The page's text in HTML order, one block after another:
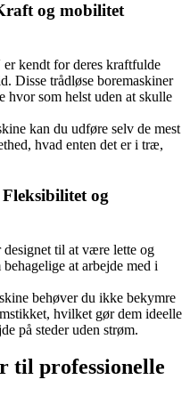
og mobilitet
kendt for deres kraftfulde
Disse trådløse boremaskiner
hvor som helst uden at skulle
kan du udføre selv de mest
hvad enten det er i træ,
og
til at være lette og
at arbejde med i
behøver du ikke bekymre
hvilket gør dem ideelle
på steder uden strøm.
til professionelle